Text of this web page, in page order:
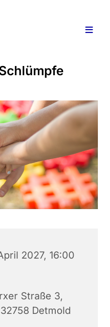
2027, 16:00
Straße 3,
Detmold